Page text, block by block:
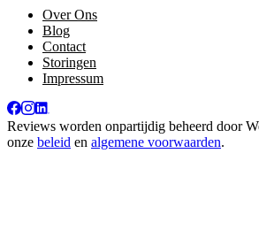
Over Ons
Blog
Contact
Storingen
Impressum
Reviews worden onpartijdig beheerd door
onze beleid en algemene voorwaarden.